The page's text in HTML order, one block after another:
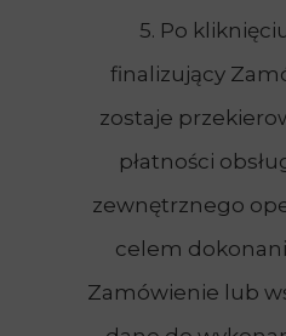
5. Po
finalizujący
zostaje
płatności
zewnętrznego
celem
Zamówienie lub